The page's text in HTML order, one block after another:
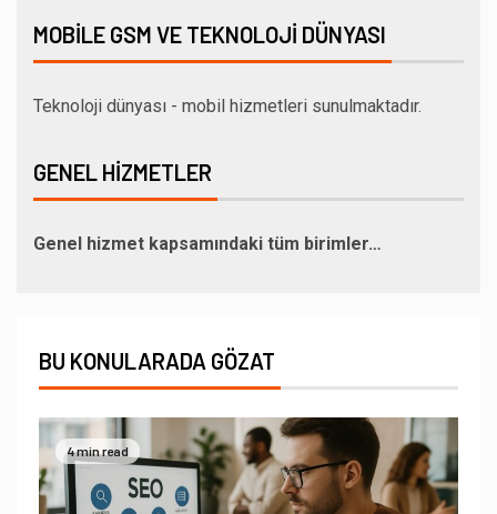
MOBILE GSM VE TEKNOLOJI DÜNYASI
Teknoloji dünyası - mobil hizmetleri sunulmaktadır.
GENEL HIZMETLER
Genel hizmet kapsamındaki tüm birimler…
BU KONULARADA GÖZAT
4 min read